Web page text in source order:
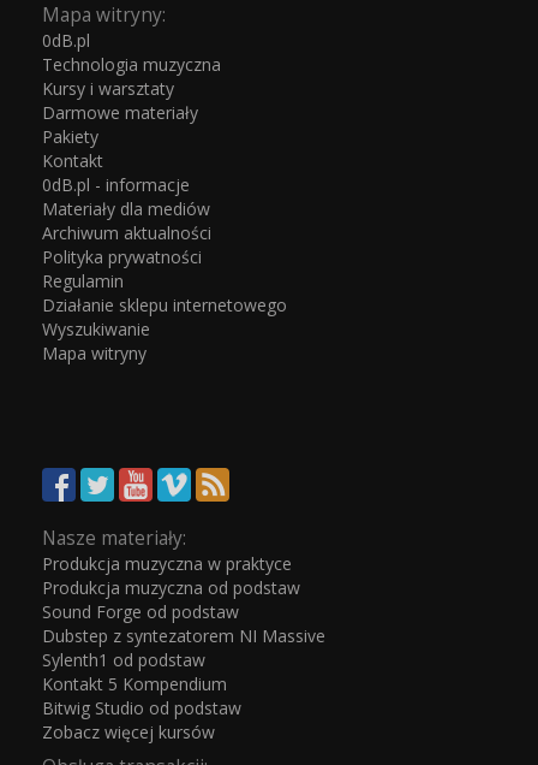
Mapa witryny:
0dB.pl
Technologia muzyczna
Kursy i warsztaty
Darmowe materiały
Pakiety
Kontakt
0dB.pl - informacje
Materiały dla mediów
Archiwum aktualności
Polityka prywatności
Regulamin
Działanie sklepu internetowego
Wyszukiwanie
Mapa witryny
Nasze materiały:
Produkcja muzyczna w praktyce
Produkcja muzyczna od podstaw
Sound Forge od podstaw
Dubstep z syntezatorem NI Massive
Sylenth1 od podstaw
Kontakt 5 Kompendium
Bitwig Studio od podstaw
Zobacz więcej kursów